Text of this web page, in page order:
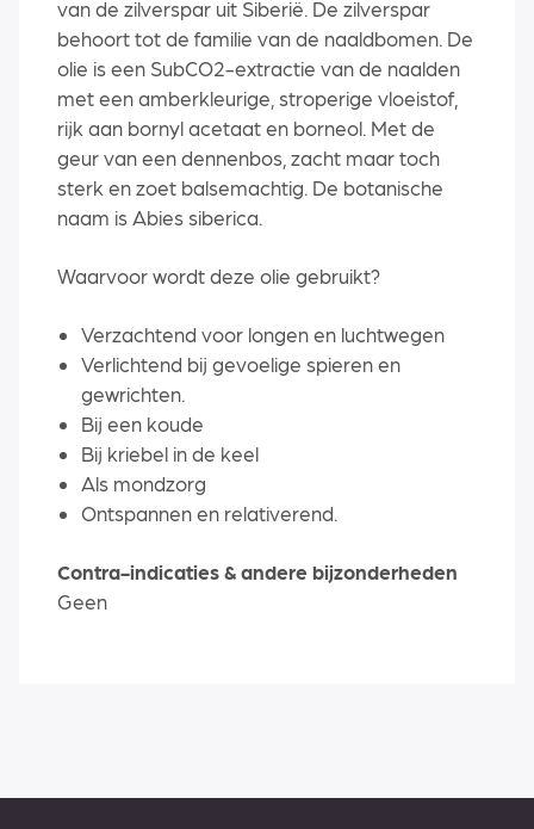
van de zilverspar uit Siberië. De zilverspar
behoort tot de familie van de naaldbomen. De
olie is een SubCO2-extractie van de naalden
met een amberkleurige, stroperige vloeistof,
rijk aan bornyl acetaat en borneol. Met de
geur van een dennenbos, zacht maar toch
sterk en zoet balsemachtig. De botanische
naam is Abies siberica.
Waarvoor wordt deze olie gebruikt?
Verzachtend voor longen en luchtwegen
Verlichtend bij gevoelige spieren en
gewrichten.
Bij een koude
Bij kriebel in de keel
Als mondzorg
Ontspannen en relativerend.
Contra-indicaties & andere bijzonderheden
Geen